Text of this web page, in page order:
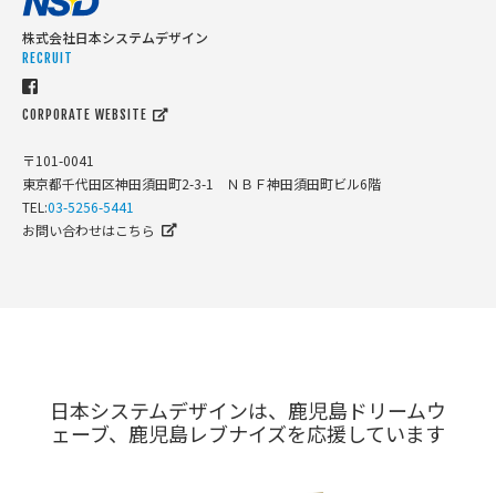
株式会社日本システムデザイン
RECRUIT
CORPORATE WEBSITE
〒101-0041
東京都千代田区神田須田町2-3-1 ＮＢＦ神田須田町ビル6階
TEL:03-5256-5441
お問い合わせはこちら
日本システムデザインは、鹿児島ドリームウ
ェーブ、鹿児島レブナイズを応援しています